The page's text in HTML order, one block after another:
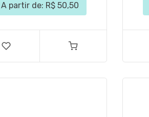
A partir de: R$ 50,50